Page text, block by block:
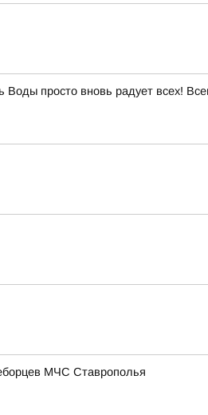
просто вновь радует всех!
МЧС Ставрополья